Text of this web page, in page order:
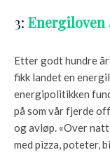
3: Energiloven
Etter godt hundre
fikk landet en
energipolitikken
på som vår fjerde
og avløp. «Over
med pizza, poteter,